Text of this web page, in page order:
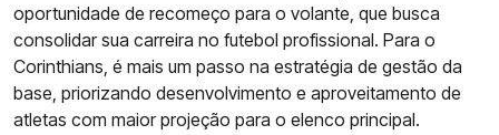
oportunidade de recomeço para o volante, que busca
consolidar sua carreira no futebol profissional. Para o
Corinthians, é mais um passo na estratégia de gestão da
base, priorizando desenvolvimento e aproveitamento de
atletas com maior projeção para o elenco principal.